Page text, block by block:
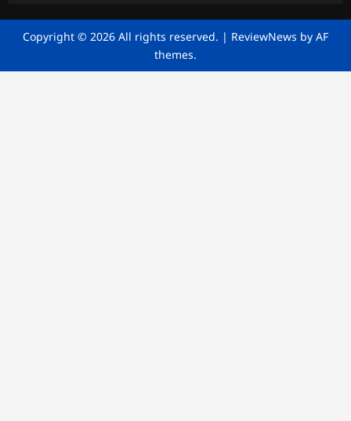
Copyright © 2026 All rights reserved. | ReviewNews by AF
themes.